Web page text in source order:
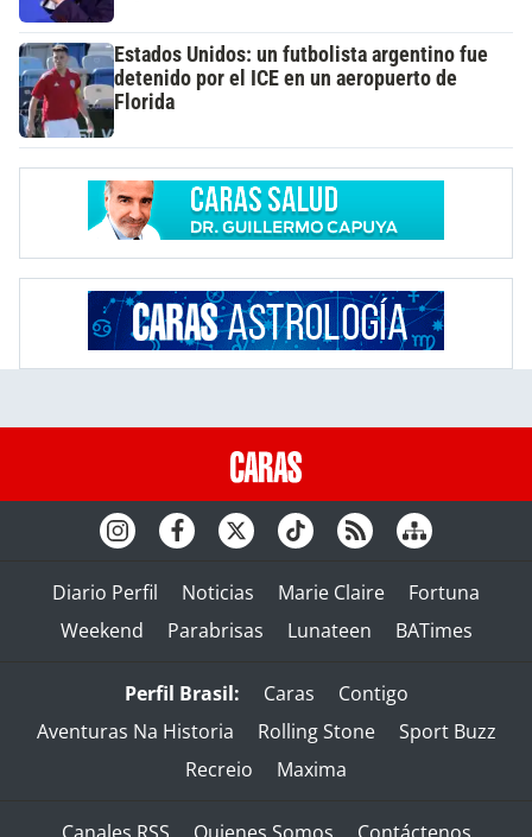
Estados Unidos: un futbolista argentino fue
detenido por el ICE en un aeropuerto de
Florida
Diario Perfil Noticias Marie Claire
Fortuna
Weekend
Parabrisas Lunateen BATimes
Perfil Brasil: Caras
Contigo
Aventuras Na Historia
Rolling Stone
Sport Buzz
Recreio
Maxima